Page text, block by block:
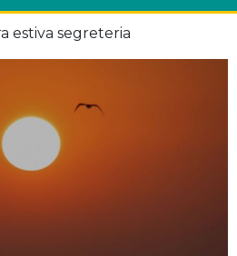
estiva segreteria